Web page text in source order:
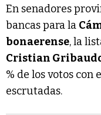
En senadores
bancas para la
bonaerense, la
Cristian
% de los votos con
escrutadas.